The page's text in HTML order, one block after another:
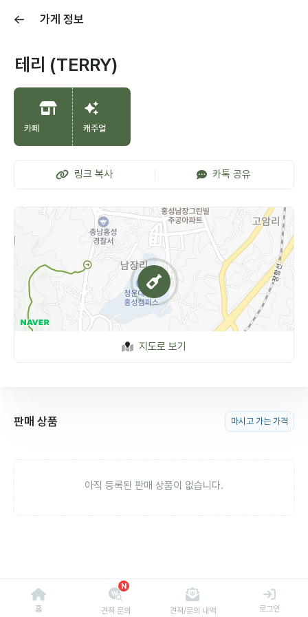
가게 정보
테리 (TERRY)
카페 캐주얼
링크 복사 카톡 공유
지도로 보기
판매 상품 마시고 가는 가격
아직 등록된 판매 상품이 없습니다.
홈
N
견적 문의 견적/문의 내역 로그인